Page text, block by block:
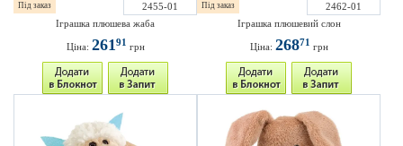
Під заказ
2455-01
Іграшка плюшева жаба
Ціна: 26191 грн
Під заказ
2462-01
Іграшка плюшевий слон
Ціна: 26871 грн